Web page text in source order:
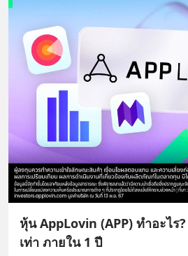
หุ้น AppLovin (APP) ทำอะไร
เท่า ภายใน 1 ปี